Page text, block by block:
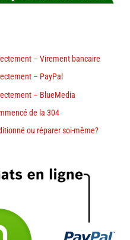
– Virement bancaire
– PayPal
– BlueMedia
de la 304
ou réparer soi-même?